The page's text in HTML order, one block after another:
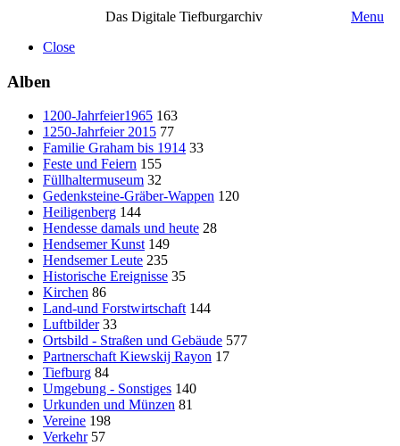
Das Digitale Tiefburgarchiv
Menu
Close
Alben
1200-Jahrfeier1965 163
1250-Jahrfeier 2015 77
Familie Graham bis 1914 33
Feste und Feiern 155
Füllhaltermuseum 32
Gedenksteine-Gräber-Wappen 120
Heiligenberg 144
Hendesse damals und heute 28
Hendsemer Kunst 149
Hendsemer Leute 235
Historische Ereignisse 35
Kirchen 86
Land-und Forstwirtschaft 144
Luftbilder 33
Ortsbild - Straßen und Gebäude 577
Partnerschaft Kiewskij Rayon 17
Tiefburg 84
Umgebung - Sonstiges 140
Urkunden und Münzen 81
Vereine 198
Verkehr 57